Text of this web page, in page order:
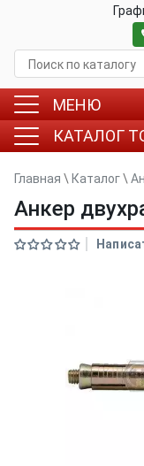
МЕНЮ
КАТАЛОГ
Главная \ Каталог\
Анкер